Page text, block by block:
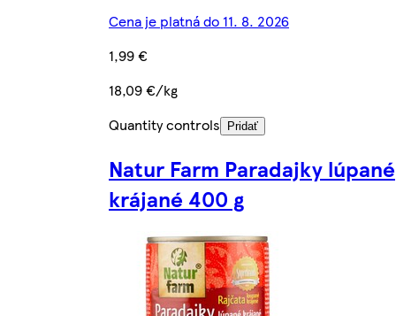
Cena je platná do 11. 8. 2026
1,99 €
18,09 €/kg
Quantity controls
Pridať
Natur Farm Paradajky lúpané
krájané 400 g